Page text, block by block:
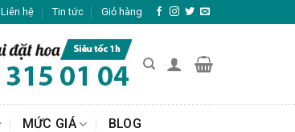
Liên hệ Tin tức Giỏ hàng
MỨC GIÁ BLOG